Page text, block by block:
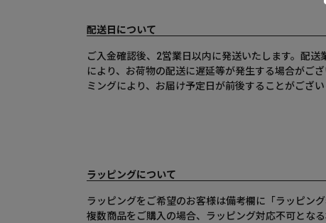
配送日について
ご入金確認後、2営業日以内に発送いたします。配送
により、お荷物の配送に遅延等が発生する場合がご
ミングにより、お届け予定日が前後することがござい
ラッピングについて
ラッピングをご希望のお客様は備考欄に「ラッピン
複数商品をご購入の場合、ラッピング対応不可となる